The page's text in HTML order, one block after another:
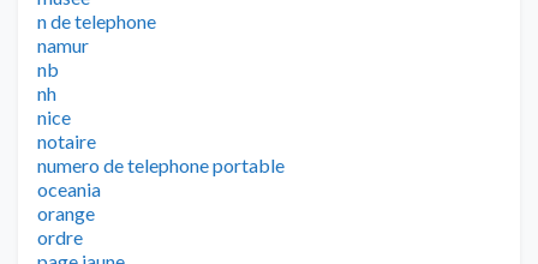
n de telephone
namur
nb
nh
nice
notaire
numero de telephone portable
oceania
orange
ordre